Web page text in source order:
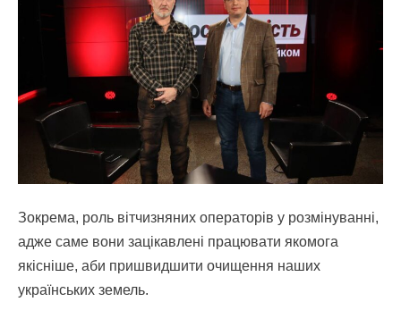
Зокрема, роль вітчизняних операторів у розмінуванні,
адже саме вони зацікавлені працювати якомога
якісніше, аби пришвидшити очищення наших
українських земель.